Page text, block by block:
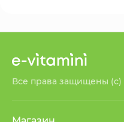
Все права защищены (с)